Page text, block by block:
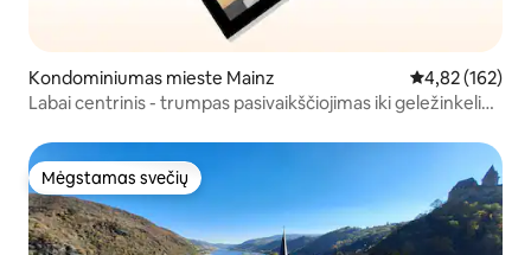
Kondominiumas mieste Mainz Vidutinis
4,82 (162)
Labai centrinis - trumpas pasivaikščiojimas iki geležinkelio
Mėgstamas svečių
Mėgstamas svečių